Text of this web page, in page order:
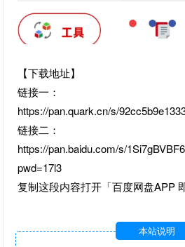
【下载地址】
链接一：
https://pan.quark.cn/s/
链接二：
https://pan.baidu.com/s/
pwd=17l3
复制这段内容打开「百度网盘APP
本站说明